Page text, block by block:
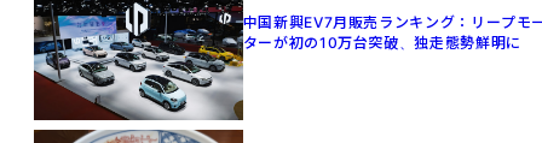
中国新興EV7月販売ランキング：リープモ
ターが初の10万台突破、独走態勢鮮明に